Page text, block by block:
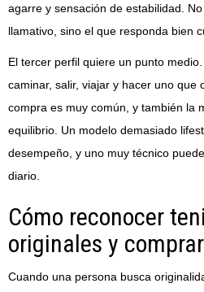
agarre y sensación de estabilidad.
llamativo, sino el que responda bien
El tercer perfil quiere un punto
caminar, salir, viajar y hacer uno que
compra es muy común, y también la
equilibrio. Un modelo demasiado
desempeño, y uno muy técnico
diario.
Cómo reconocer
originales y
Cuando una persona busca